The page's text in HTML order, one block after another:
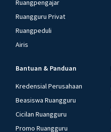
Ruangpengajar
Ruangguru Privat
Ruangpeduli
Airis
Bantuan & Panduan
Kredensial Perusahaan
Beasiswa Ruangguru
Cicilan Ruangguru
Promo Ruangguru